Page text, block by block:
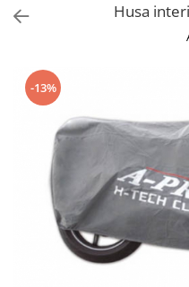
Camasi
Geci
Manusi
Ochelari
Pantaloni
Echipament Cross & ATV
Husa
-13%